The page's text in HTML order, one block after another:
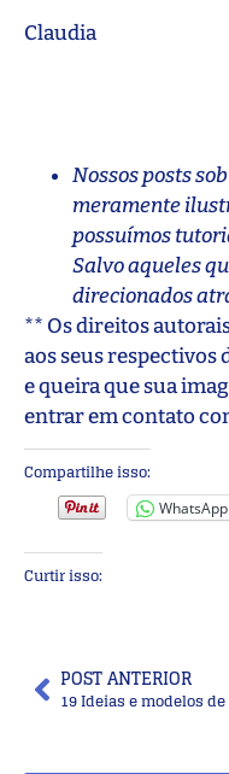
Claudia
Nossos posts
meramente
possuímos
Salvo aqueles
direcionados
** Os direitos
aos seus respectivos
e queira que sua
entrar em contato
Compartilhe isso:
WhatsApp
Curtir isso:
POST ANTERIOR